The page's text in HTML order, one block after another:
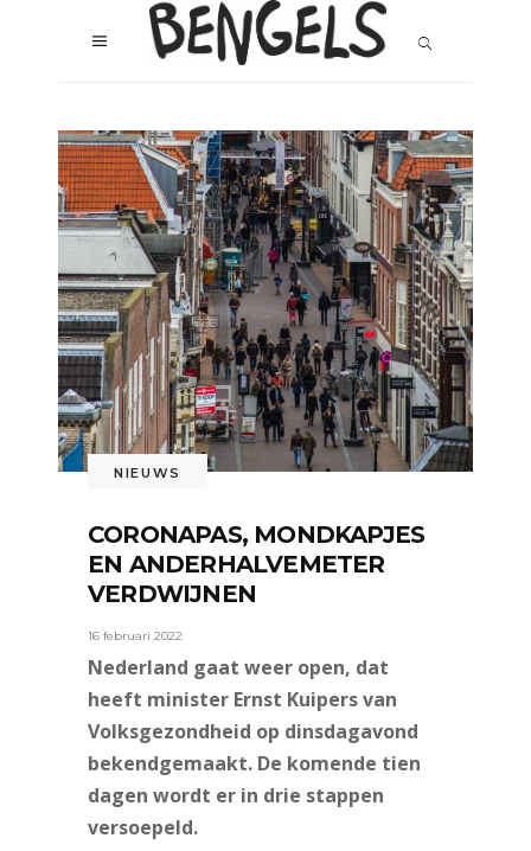
NIEUWS
CORONAPAS, MONDKAPJES
EN ANDERHALVEMETER
VERDWIJNEN
16 februari 2022
Nederland gaat weer open, dat
heeft minister Ernst Kuipers van
Volksgezondheid op dinsdagavond
bekendgemaakt. De komende tien
dagen wordt er in drie stappen
versoepeld.